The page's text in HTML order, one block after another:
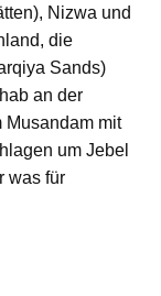
Nizwa und
die
Sands)
an der
Musandam mit
um Jebel
was für